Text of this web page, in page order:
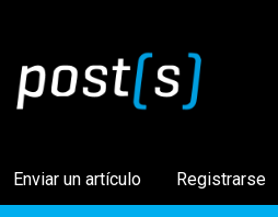
Enviar un artículo Registrarse